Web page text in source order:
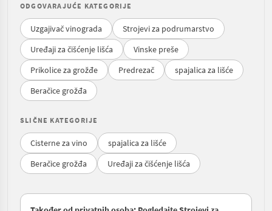
ODGOVARAJUĆE KATEGORIJE
Uzgajivač vinograda
Strojevi za podrumarstvo
Uređaji za čišćenje lišća
Vinske preše
Prikolice za grožđe
Predrezač
spajalica za lišće
Beračice grožđa
SLIČNE KATEGORIJE
Cisterne za vino
spajalica za lišće
Beračice grožđa
Uređaji za čišćenje lišća